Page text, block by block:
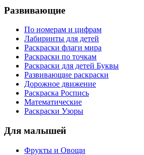
Развивающие
По номерам и цифрам
Лабиринты для детей
Раскраски флаги мира
Раскраски по точкам
Раскраски для детей Буквы
Развивающие раскраски
Дорожное движение
Раскраска Роспись
Математические
Раскраски Узоры
Для малышей
Фрукты и Овощи